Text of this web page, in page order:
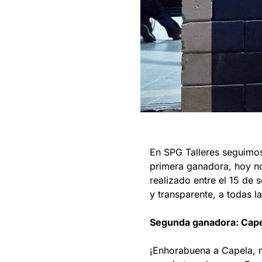
En SPG Talleres
primera ganadora, hoy
realizado entre el 15 de
y transparente, a todas
Segunda ganadora:
¡Enhorabuena a